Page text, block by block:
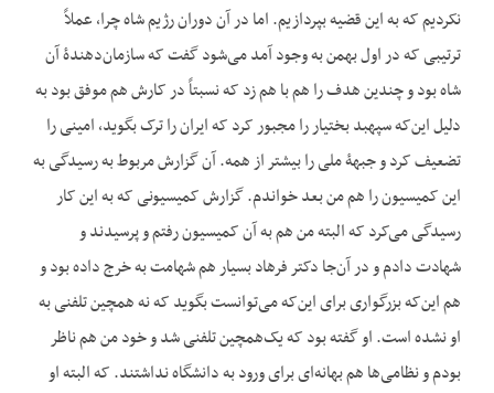
نکردیم که به این قضیه بپردازیم. اما در آن دوران رژیم شاه چرا، عملاً
ترتیبی که در اول بهمن به وجود آمد می‌شود گفت که سازمان‌دهندۀ آن
شاه بود و چندین هدف را هم با هم زد که نسبتاً در کارش هم موفق بود به
دلیل این‌که سپهبد بختیار را مجبور کرد که ایران را ترک بگوید، امینی را
تضعیف کرد و جبهۀ ملی را بیشتر از همه. آن گزارش مربوط به رسیدگی به
این کمیسیون را هم من بعد خواندم. گزارش کمیسیونی که به این کار
رسیدگی می‌کرد که البته من هم به آن کمیسیون رفتم و پرسیدند و
شهادت دادم و در آن‌جا دکتر فرهاد بسیار هم شهامت به خرج داده بود و
هم این‌که بزرگواری برای این‌که می‌توانست بگوید که نه همچین تلفنی به
او نشده است. او گفته بود که یک‌همچین تلفنی شد و خود من هم ناظر
بودم و نظامی‌ها هم بهانه‌ای برای ورود به دانشگاه نداشتند. که البته او